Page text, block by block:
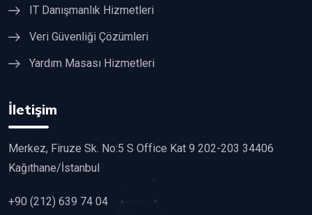
IT Danışmanlık Hizmetleri
Veri Güvenliği Çözümleri
Yardım Masası Hizmetleri
İletişim
Merkez, Firuze Sk. No:5 S Office Kat 9 202-203 34406
Kağıthane/İstanbul
+90 (212) 639 74 04